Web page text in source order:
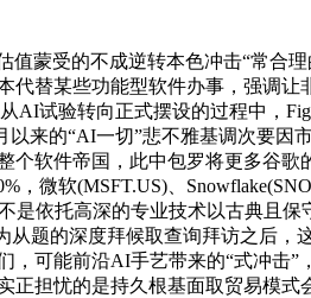
受的不成逆转本色冲击“常合理
替某些功能型软件办事，强调
试验转向正式摆设的过程中，
来的“AI一切”悲不雅基调次要因
软件帝国，此中包罗将更多谷
微软(MSFT.US)、
依托高深的专业技术以古典且
题的深度拜候取查询拜访之后
可能前沿AI手艺带来的“式冲击
担忧的是持久根基面取贸易模